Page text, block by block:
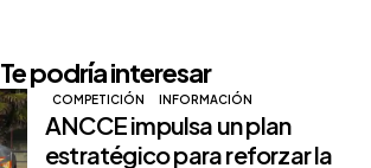
Te podría interesar
COMPETICIÓN INFORMACIÓN
ANCCE impulsa un plan
estratégico para reforzar la